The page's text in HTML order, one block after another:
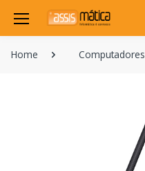
Home Computadores